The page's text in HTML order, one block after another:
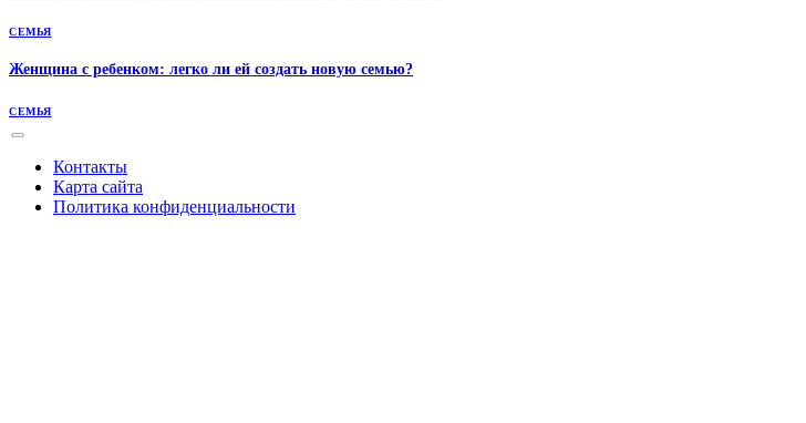
СЕМЬЯ
Женщина с ребенком: легко ли ей создать новую семью?
СЕМЬЯ
Контакты
Карта сайта
Политика конфиденциальности